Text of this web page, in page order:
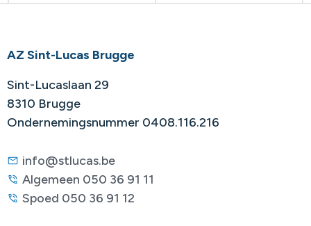
AZ Sint-Lucas Brugge
Sint-Lucaslaan 29
8310 Brugge
Ondernemingsnummer 0408.116.216
info@stlucas.be
Algemeen 050 36 91 11
Spoed 050 36 91 12